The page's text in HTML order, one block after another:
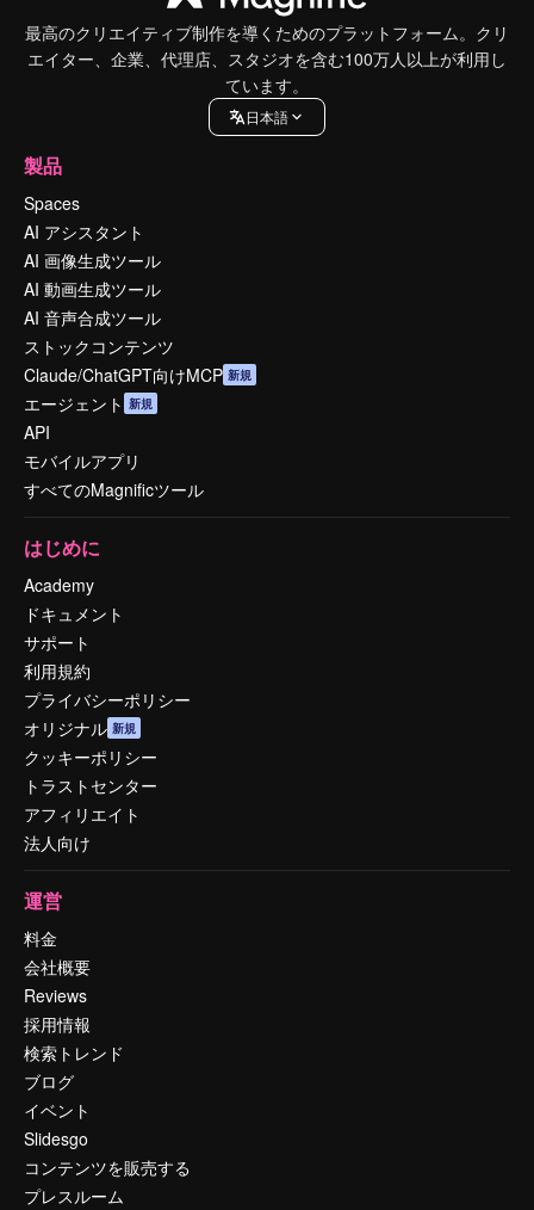
最高のクリエイティブ制作を導くためのプラットフォーム。クリ
エイター、企業、代理店、スタジオを含む100万人以上が利用し
ています。
日本語
製品
Spaces
AI アシスタント
AI 画像生成ツール
AI 動画生成ツール
AI 音声合成ツール
ストックコンテンツ
Claude/ChatGPT向けMCP 新規
エージェント 新規
API
モバイルアプリ
すべてのMagnificツール
はじめに
Academy
ドキュメント
サポート
利用規約
プライバシーポリシー
オリジナル 新規
クッキーポリシー
トラストセンター
アフィリエイト
法人向け
運営
料金
会社概要
Reviews
採用情報
検索トレンド
ブログ
イベント
Slidesgo
コンテンツを販売する
プレスルーム